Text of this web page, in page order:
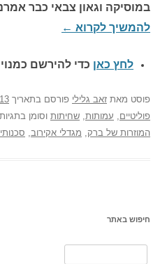
במוסיקה וגאון צבאי כבר
להמשיך לקרוא ←
לחץ כאן כדי להירשם כ
פוסט מאת זאב גלילי פורסם בתאריך 13 בפברואר 2008
פוליטיים
עמותות שחיתות וסומן בתגיות
המוזרות של ברק מגדלי אקירוב
חיפוש באתר